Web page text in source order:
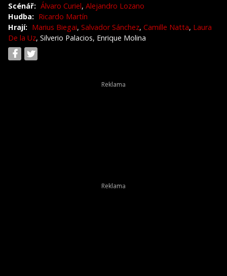
Scénář: Álvaro Curiel, Alejandro Lozano
Hudba: Ricardo Martín
Hrají: Marius Biegai, Salvador Sánchez, Camille Natta, Laura
De la Uz, Silverio Palacios, Enrique Molina